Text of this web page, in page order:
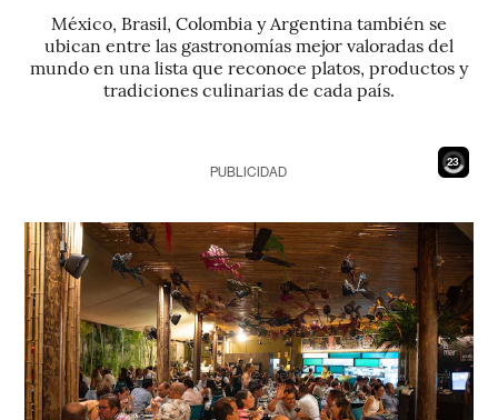
México, Brasil, Colombia y Argentina también se
ubican entre las gastronomías mejor valoradas del
mundo en una lista que reconoce platos, productos y
tradiciones culinarias de cada país.
21
PUBLICIDAD